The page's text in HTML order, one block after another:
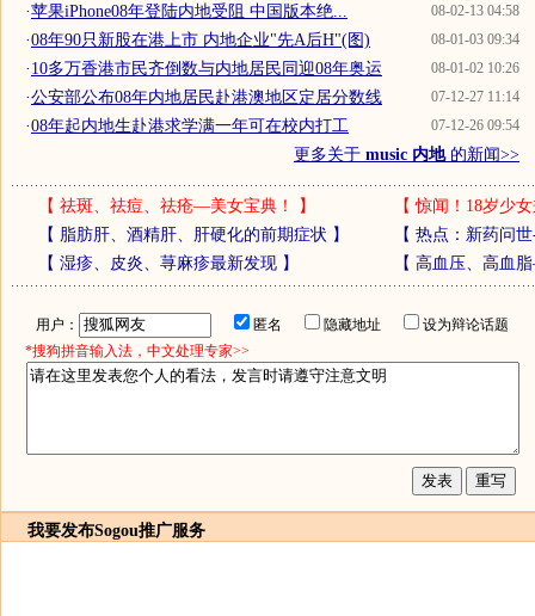
08-02-13 04:58
·苹果iPhone08年登陆内地受阻 中国版本绝...
08-01-03 09:34
·08年90只新股在港上市 内地企业"先A后H"(图)
08-01-02 10:26
·10多万香港市民齐倒数与内地居民同迎08年奥运
07-12-27 11:14
·公安部公布08年内地居民赴港澳地区定居分数线
07-12-26 09:54
·08年起内地生赴港求学满一年可在校内打工
更多关于 music 内地的新闻>>
【 祛斑、祛痘、祛疮—美女宝典！ 】 【惊闻！18岁少
【 脂肪肝、酒精肝、肝硬化的前期症状 】 【 热点：新药问
【 湿疹、皮炎、荨麻疹最新发现】 【 高血压、高血
用户： 匿名 隐藏地址
设为辩论话题
*搜狗拼音输入法，中文处理专家>>
我要发布Sogou推广服务